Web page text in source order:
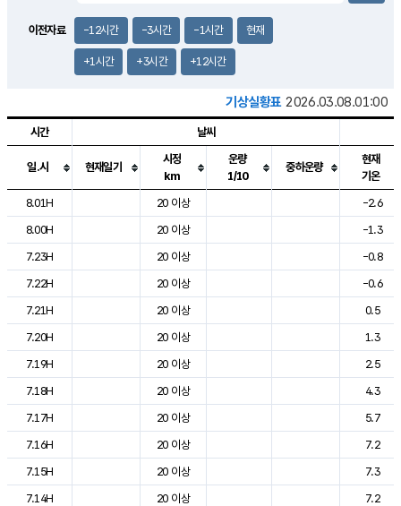
이전자료 -12시간 -3시간 -1시간 현재
+1시간 +3시간 +12시간
기상실황표 2026.03.08.01:00
도시별 기상실황표로 지점, 날씨, 기온, 강수, 바람, 기압등을 안내한 표입
시간 날씨
일.시 현재일기
시정
km
운량
1/10
중하운량
현재
기온
8.01H
20 이상
-2.6
8.00H
20 이상
-1.3
7.23H
20 이상
-0.8
7.22H
20 이상
-0.6
7.21H
20 이상
0.5
7.20H
20 이상
1.3
7.19H
20 이상
2.5
7.18H
20 이상
4.3
7.17H
20 이상
5.7
7.16H
20 이상
7.2
7.15H
20 이상
7.3
7.14H
20 이상
7.2